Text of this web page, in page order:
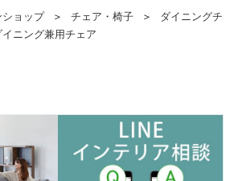
ショップ ＞ チェア・椅子 ＞
ダイニングチ
イニング兼用チェア